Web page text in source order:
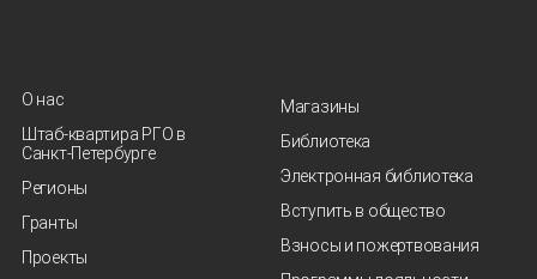
О нас
Штаб-квартира РГО в
Санкт‑Петербурге
Регионы
Гранты
Проекты
Магазины
Библиотека
Электронная библиотека
Вступить в общество
Взносы и пожертвования